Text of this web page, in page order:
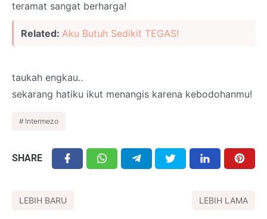
teramat sangat berharga!
Related: Aku Butuh Sedikit TEGAS!
taukah engkau..
sekarang hatiku ikut menangis karena kebodohanmu!
Intermezo
SHARE
LEBIH BARU LEBIH LAMA